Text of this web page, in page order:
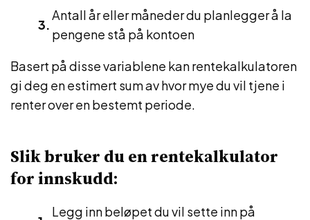
Antall år eller måneder du planlegger å la
pengene stå på kontoen
Basert på disse variablene kan rentekalkulatoren
gi deg en estimert sum av hvor mye du vil tjene i
renter over en bestemt periode.
Slik bruker du en rentekalkulator
for innskudd:
Legg inn beløpet du vil sette inn på